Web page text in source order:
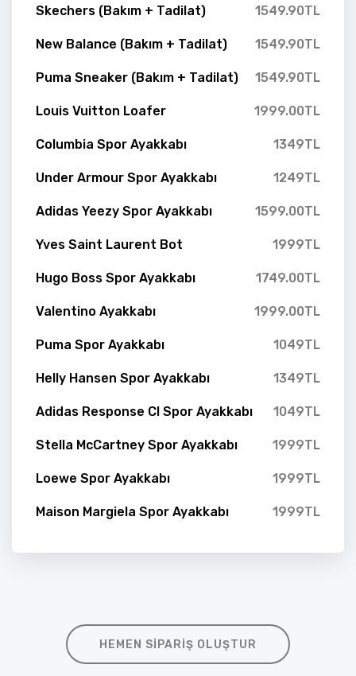
Skechers (Bakım + Tadilat) 1549.90TL
New Balance (Bakım + Tadilat) 1549.90TL
Puma Sneaker (Bakım + Tadilat) 1549.90TL
Louis Vuitton Loafer 1999.00TL
Columbia Spor Ayakkabı 1349TL
Under Armour Spor Ayakkabı 1249TL
Adidas Yeezy Spor Ayakkabı 1599.00TL
Yves Saint Laurent Bot 1999TL
Hugo Boss Spor Ayakkabı 1749.00TL
Valentino Ayakkabı 1999.00TL
Puma Spor Ayakkabı 1049TL
Helly Hansen Spor Ayakkabı 1349TL
Adidas Response Cl Spor Ayakkabı 1049TL
Stella McCartney Spor Ayakkabı 1999TL
Loewe Spor Ayakkabı 1999TL
Maison Margiela Spor Ayakkabı 1999TL
HEMEN SIPARIŞ OLUŞTUR